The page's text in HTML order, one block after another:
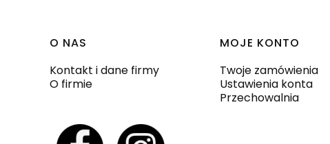
Linki w stopce
O NAS
Kontakt i dane firmy
O firmie
MOJE KONTO
Twoje zamówienia
Ustawienia konta
Przechowalnia